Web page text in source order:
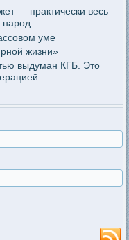
— практически весь
народ
уме
жизни»
выдуман КГБ. Это